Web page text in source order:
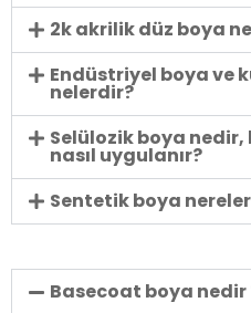
2k akrilik düz boya
Endüstriyel boya ve
nelerdir?
Selülozik boya nedir,
nasıl uygulanır?
Sentetik boya
Basecoat boya nedir